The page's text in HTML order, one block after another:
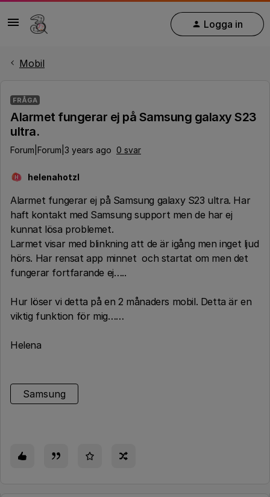
Logga in
Mobil
FRÅGA
Alarmet fungerar ej på Samsung galaxy S23
ultra.
Forum|Forum|3 years ago 0 svar
H helenahotzl
Alarmet fungerar ej på Samsung galaxy S23 ultra. Har
haft kontakt med Samsung support men de har ej
kunnat lösa problemet.
Larmet visar med blinkning att de är igång men inget ljud
hörs. Har rensat app minnet och startat om men det
fungerar fortfarande ej…..
Hur löser vi detta på en 2 månaders mobil. Detta är en
viktig funktion för mig……
Helena
Samsung